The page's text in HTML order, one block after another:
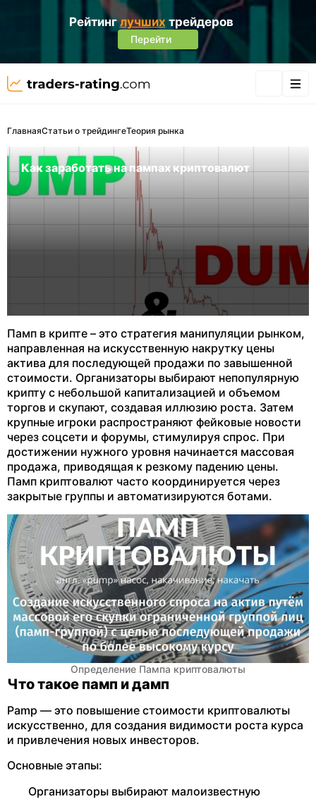
Рейтинглучших трейдеров
Перейти
ГлавнаяСтатьи о трейдингеТеория рынка
Как заработать на пампах криптовалют
Памп в крипте – это стратегия манипуляции рынком,
направленная на искусственную накрутку цены
актива для последующей продажи по завышенной
стоимости. Организаторы выбирают непопулярную
крипту с небольшой капитализацией и объемом
торгов и скупают, создавая иллюзию роста. Затем
крупные игроки распространяют фейковые новости
через соцсети и форумы, стимулируя спрос. При
достижении нужного уровня начинается массовая
продажа, приводящая к резкому падению цены.
Памп криптовалют часто координируется через
закрытые группы и автоматизируются ботами.
Определение Пампа криптовалюты
Что такое памп и дамп
Pamp — это повышение стоимости криптовалюты
искусственно, для создания видимости роста курса
и привлечения новых инвесторов.
Основные этапы:
Организаторы выбирают малоизвестную